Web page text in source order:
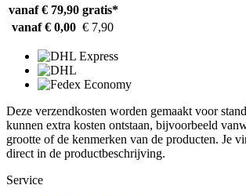
vanaf € 79,90 gratis*
vanaf € 0,00 € 7,90
Deze verzendkosten worden gemaakt voor
kunnen extra kosten ontstaan, bijvoorbeeld
grootte of de kenmerken van de producten. Je
direct in de productbeschrijving.
Service